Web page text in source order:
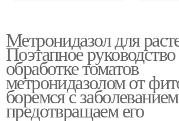
Метронидазол для
Поэтапное
обработке томатов
метронидазолом от
боремся с
предотвращаем его